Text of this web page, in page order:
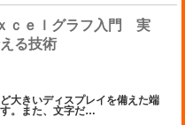
ｃｅｌグラフ入門 実
る技術
大きいディスプレイを備えた端
。また、文字だ…